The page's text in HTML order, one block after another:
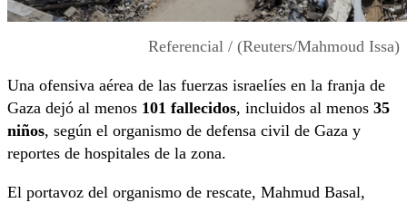
Referencial / (Reuters/Mahmoud Issa)
Una ofensiva aérea de las fuerzas israelíes en la franja de
Gaza dejó al menos 101 fallecidos, incluidos al menos 35
niños, según el organismo de defensa civil de Gaza y
reportes de hospitales de la zona.
El portavoz del organismo de rescate, Mahmud Basal,